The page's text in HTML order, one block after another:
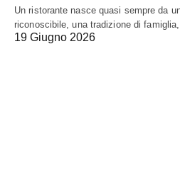
Un ristorante nasce quasi sempre da
riconoscibile, una tradizione di
19 Giugno 2026